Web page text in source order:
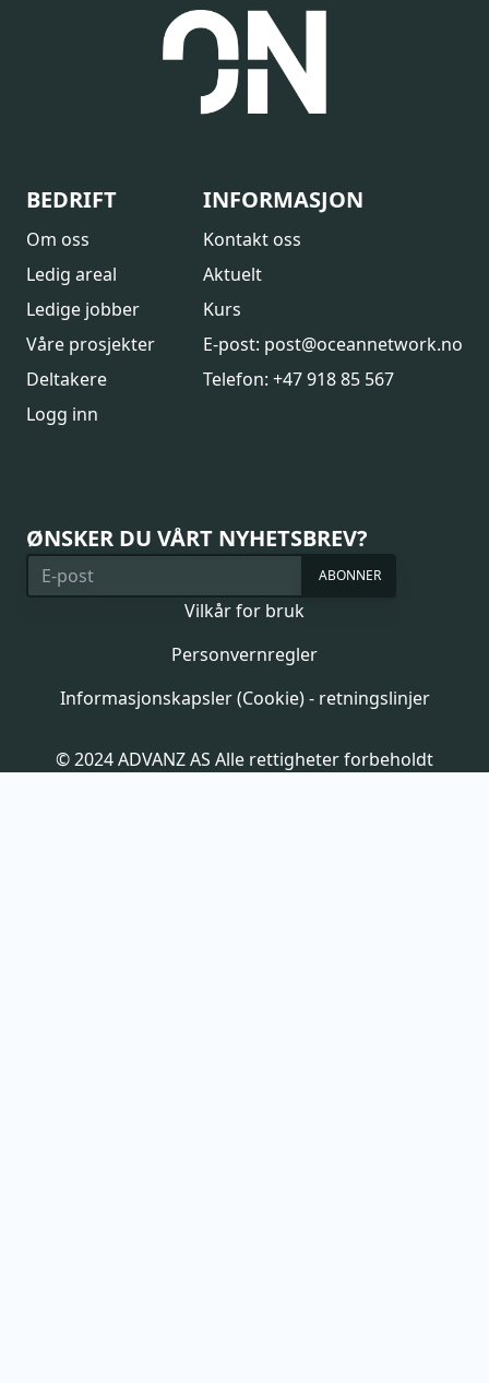
BEDRIFT
Om oss
Ledig areal
Ledige jobber
Våre prosjekter
Deltakere
Logg inn
INFORMASJON
Kontakt oss
Aktuelt
Kurs
E-post: post@oceannetwork.no
Telefon: +47 918 85 567
ØNSKER DU VÅRT NYHETSBREV?
ABONNER
Vilkår for bruk
Personvernregler
Informasjonskapsler (Cookie) - retningslinjer
© 2024 ADVANZ AS Alle rettigheter forbeholdt